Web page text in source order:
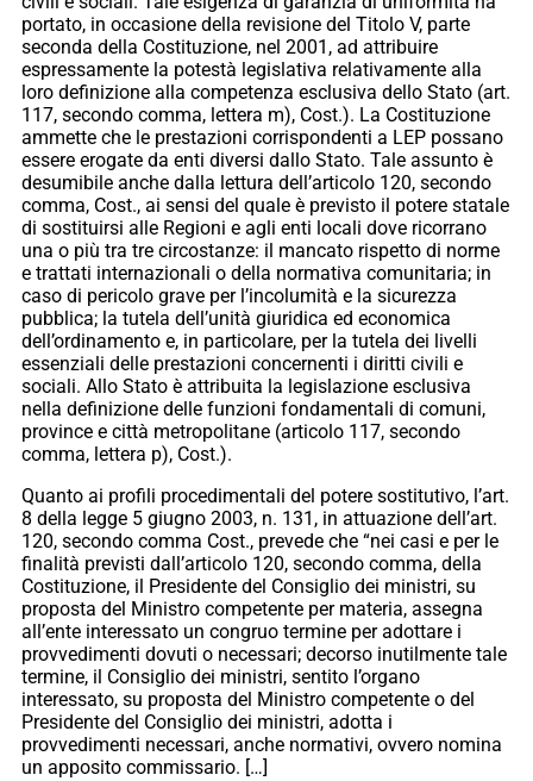
portato, in occasione della revisione del Titolo V, parte
seconda della Costituzione, nel 2001, ad attribuire
espressamente la potestà legislativa relativamente alla
loro definizione alla competenza esclusiva dello Stato (art.
117, secondo comma, lettera m), Cost.). La Costituzione
ammette che le prestazioni corrispondenti a LEP possano
essere erogate da enti diversi dallo Stato. Tale assunto è
desumibile anche dalla lettura dell’articolo 120, secondo
comma, Cost., ai sensi del quale è previsto il potere statale
di sostituirsi alle Regioni e agli enti locali dove ricorrano
una o più tra tre circostanze: il mancato rispetto di norme
e trattati internazionali o della normativa comunitaria; in
caso di pericolo grave per l’incolumità e la sicurezza
pubblica; la tutela dell’unità giuridica ed economica
dell’ordinamento e, in particolare, per la tutela dei livelli
essenziali delle prestazioni concernenti i diritti civili e
sociali. Allo Stato è attribuita la legislazione esclusiva
nella definizione delle funzioni fondamentali di comuni,
province e città metropolitane (articolo 117, secondo
comma, lettera p), Cost.).
Quanto ai profili procedimentali del potere sostitutivo, l’art.
8 della legge 5 giugno 2003, n. 131, in attuazione dell’art.
120, secondo comma Cost., prevede che “nei casi e per le
finalità previsti dall’articolo 120, secondo comma, della
Costituzione, il Presidente del Consiglio dei ministri, su
proposta del Ministro competente per materia, assegna
all’ente interessato un congruo termine per adottare i
provvedimenti dovuti o necessari; decorso inutilmente tale
termine, il Consiglio dei ministri, sentito l’organo
interessato, su proposta del Ministro competente o del
Presidente del Consiglio dei ministri, adotta i
provvedimenti necessari, anche normativi, ovvero nomina
un apposito commissario. […]